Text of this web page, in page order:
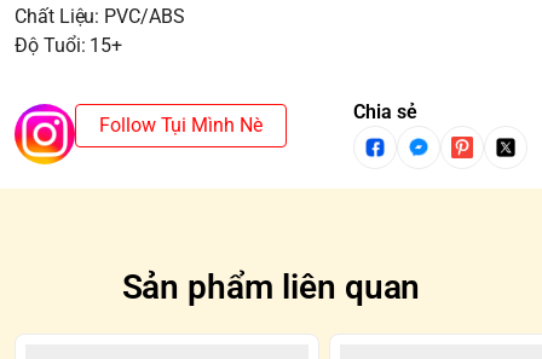
Chất Liệu: PVC/ABS
Độ Tuổi: 15+
Follow Tụi Mình Nè
Chia sẻ
Sản phẩm liên quan